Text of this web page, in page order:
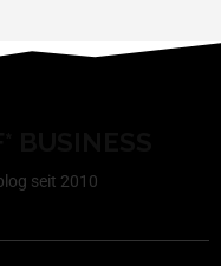
seit 2010